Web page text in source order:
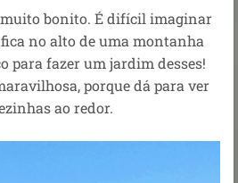
muito bonito. É difícil imaginar
no alto de uma montanha
para fazer um jardim desses!
porque dá para ver
ao redor.